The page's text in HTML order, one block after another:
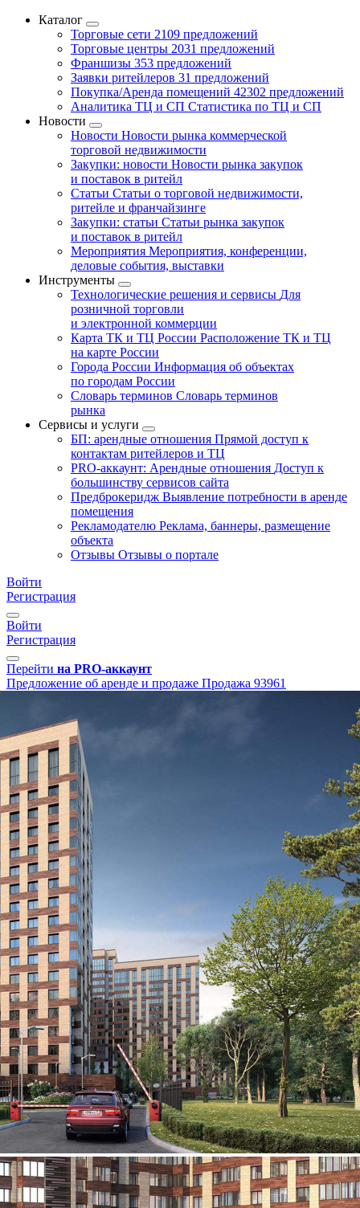
Каталог
Торговые сети 2109 предложений
Торговые центры 2031 предложений
Франшизы 353 предложений
Заявки ритейлеров 31 предложений
Покупка/Аренда помещений 42302 предложений
Аналитика ТЦ и СП Статистика по ТЦ и СП
Новости
Новости Новости рынка коммерческой
торговой недвижимости
Закупки: новости Новости рынка закупок
и поставок в ритейл
Статьи Статьи о торговой недвижимости,
ритейле и франчайзинге
Закупки: статьи Статьи рынка закупок
и поставок в ритейл
Мероприятия Мероприятия, конференции,
деловые события, выставки
Инструменты
Технологические решения и сервисы Для
розничной торговли
и электронной коммерции
Карта ТК и ТЦ России Расположение ТК и ТЦ
на карте России
Города России Информация об объектах
по городам России
Словарь терминов Словарь терминов
рынка
Сервисы и услуги
БП: арендные отношения Прямой доступ к
контактам ритейлеров и ТЦ
PRO-аккаунт: Арендные отношения Доступ к
большинству сервисов сайта
Предброкеридж Выявление потребности в аренде
помещения
Рекламодателю Реклама, баннеры, размещение
объекта
Отзывы Отзывы о портале
Войти
Регистрация
Войти
Регистрация
Перейти на PRO-аккаунт
Предложение об аренде и продаже Продажа 93961
Продажа